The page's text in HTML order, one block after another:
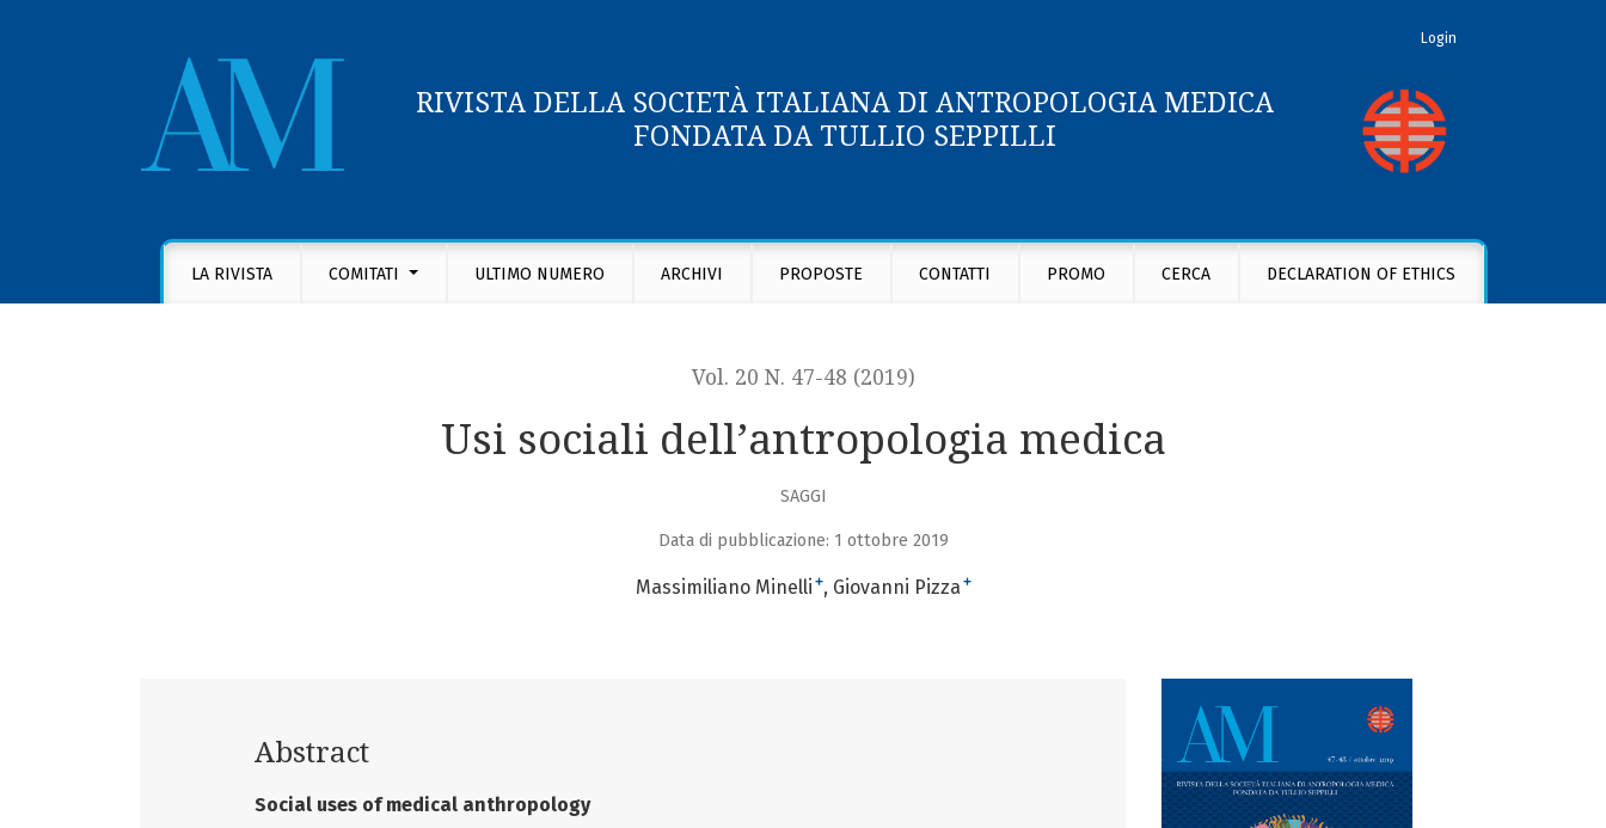
RIVISTA DELLA SOCIETÀ ITALIANA DI ANTROPOLOGIA MEDICA
FONDATA DA TULLIO SEPPILLI
LA RIVISTA COMITATI ULTIMO NUMERO ARCHIVI PROPOSTE CONTATTI PROMO CERCA DECLARATION OF ETHICS
Login
Vol. 20 N. 47-48 (2019)
Usi sociali dell’antropologia medica
SAGGI
Data di pubblicazione: 1 ottobre 2019
Massimiliano Minelli + Giovanni Pizza +
Abstract
Social uses of medical anthropology